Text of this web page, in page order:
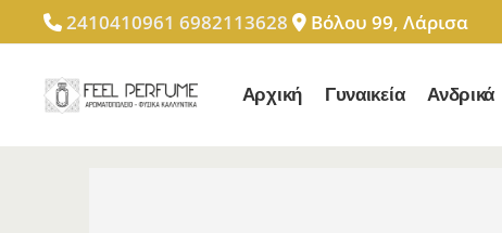
24104109616982113628 Βόλου 99, Λάρισα
Αρχική Γυναικεία Ανδρικά